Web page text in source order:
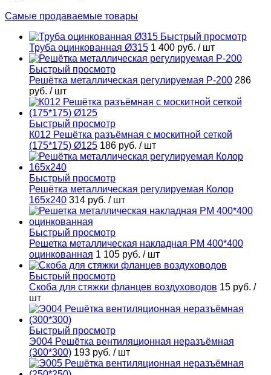
Самые продаваемые товары
Быстрый просмотр
Труба оцинкованная Ø315 1 400 руб. / шт
Быстрый просмотр
Решётка металлическая регулируемая Р-200 286
руб. / шт
Быстрый просмотр
К012 Решётка разъёмная с москитной сеткой
(175*175) Ø125 186 руб. / шт
Быстрый просмотр
Решётка металлическая регулируемая Колор
165х240 314 руб. / шт
Быстрый просмотр
Решетка металлическая накладная РМ 400*400
оцинкованная 1 105 руб. / шт
Быстрый просмотр
Скоба для стяжки фланцев воздуховодов 15 руб. /
шт
Быстрый просмотр
Э004 Решётка вентиляционная неразъёмная
(300*300) 193 руб. / шт